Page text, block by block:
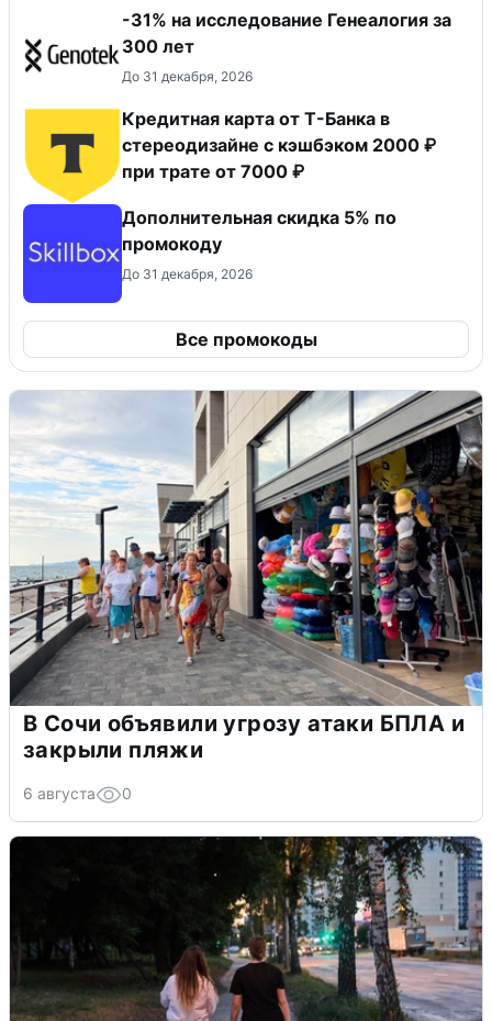
-31% на исследование Генеалогия за
300 лет
До 31 декабря, 2026
Кредитная карта от Т-Банка в
стереодизайне с кэшбэком 2000 ₽
при трате от 7000 ₽
Дополнительная скидка 5% по
промокоду
До 31 декабря, 2026
Все промокоды
В Сочи объявили угрозу атаки БПЛА и
закрыли пляжи
6 августа 0